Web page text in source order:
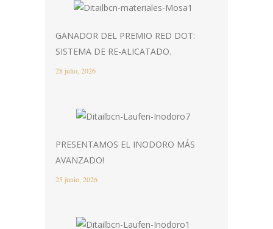
GANADOR DEL PREMIO RED DOT:
SISTEMA DE RE-ALICATADO.
28 julio, 2026
PRESENTAMOS EL INODORO MÁS
AVANZADO!
25 junio, 2026